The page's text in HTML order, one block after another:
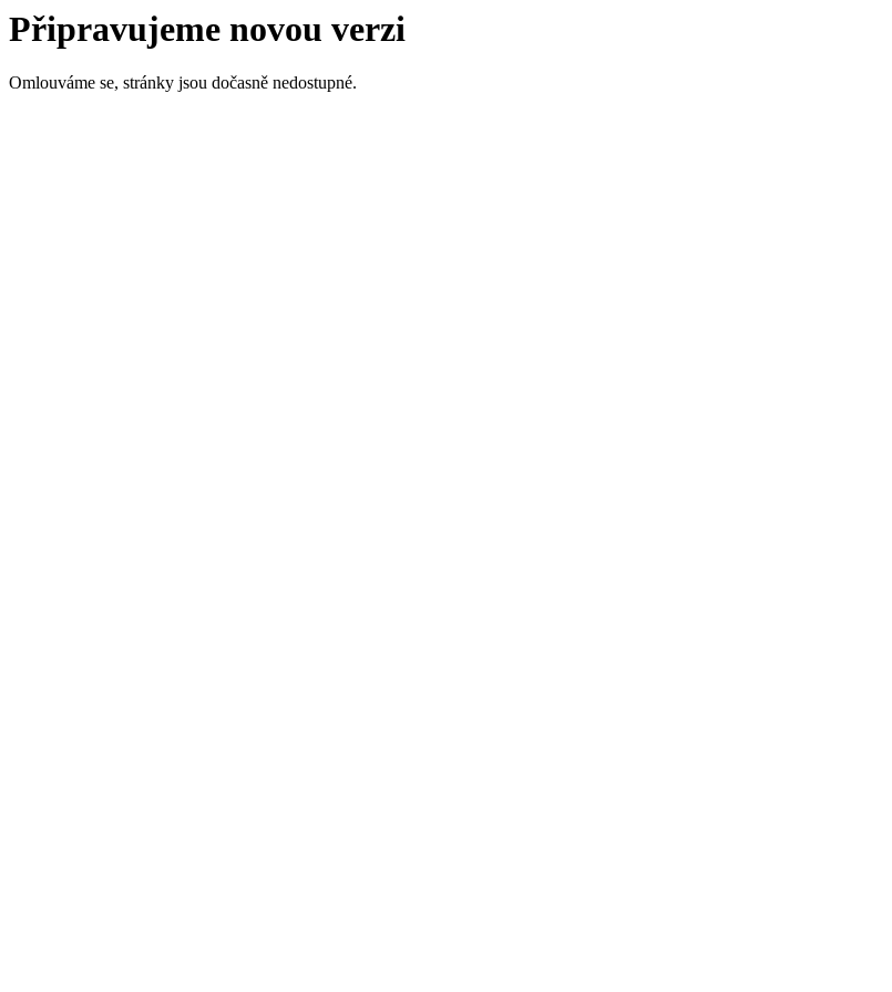
Připravujeme novou verzi
Omlouváme se, stránky jsou dočasně nedostupné.